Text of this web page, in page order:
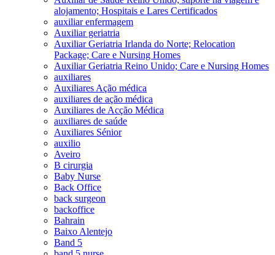
alojamento; Hospitais e Lares Certificados
auxiliar enfermagem
Auxiliar geriatria
Auxiliar Geriatria Irlanda do Norte; Relocation
Package; Care e Nursing Homes
Auxiliar Geriatria Reino Unido; Care e Nursing Homes
auxiliares
Auxiliares Ação médica
auxiliares de ação médica
Auxiliares de Acção Médica
auxiliares de saúde
Auxiliares Sénior
auxilio
Aveiro
B cirurgia
Baby Nurse
Back Office
back surgeon
backoffice
Bahrain
Baixo Alentejo
Band 5